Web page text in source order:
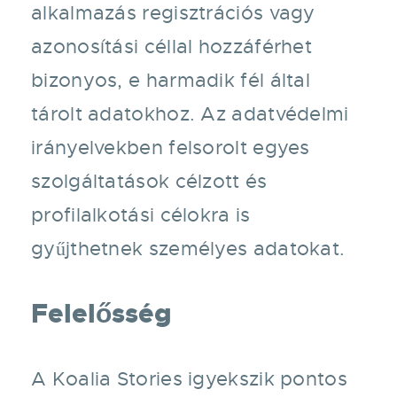
alkalmazás regisztrációs vagy
azonosítási céllal hozzáférhet
bizonyos, e harmadik fél által
tárolt adatokhoz. Az adatvédelmi
irányelvekben felsorolt egyes
szolgáltatások célzott és
profilalkotási célokra is
gyűjthetnek személyes adatokat.
Felelősség
A Koalia Stories igyekszik pontos